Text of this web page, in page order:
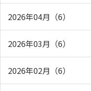
2026年04月（6）
2026年03月（6）
2026年02月（6）